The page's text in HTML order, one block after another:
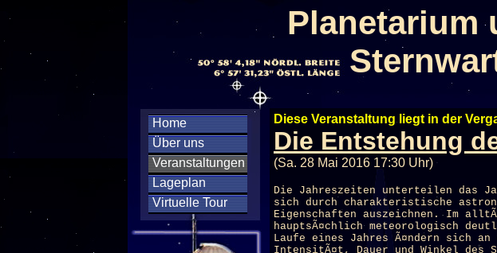
Planetarium
Home
Über uns
Veranstaltungen
Lageplan
Virtuelle Tour
Diese Veranstaltung liegt in der
Die Entstehung
(Sa. 28 Mai 2016 17:30 Uhr)
Die Jahreszeiten unterteilen das
sich durch charakteristische
Eigenschaften auszeichnen. Im
hauptsÃ¤chlich meteorologisch
Laufe eines Jahres Ã¤ndern sich an
IntensitÃ¤t, Dauer und Winkel